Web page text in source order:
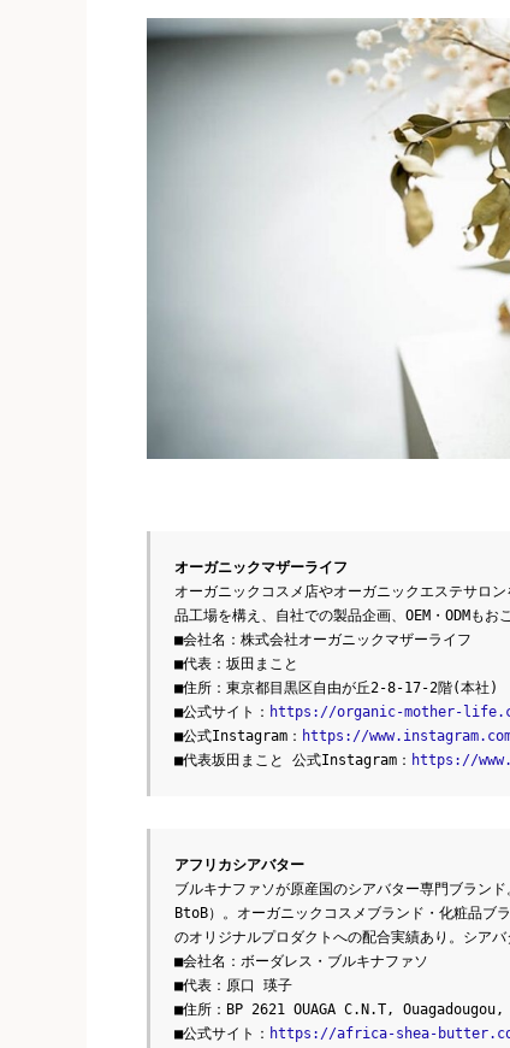
オーガニックマザーライフ
オーガニックコスメ店やオーガニックエステサロ
品工場を構え、自社での製品企画、OEM・ODMもお
■会社名：株式会社オーガニックマザーライフ
■代表：坂田まこと
■住所：東京都目黒区自由が丘2-8-17-2階(本社)
■公式サイト： https://organic-mother-
■公式Instagram： https://
■代表坂田まこと 公式Instagram： https://
アフリカシアバター
ブルキナファソが原産国のシアバター専門ブラン
BtoB）。オーガニックコスメブランド・化粧品ブ
のオリジナルプロダクトへの配合実績あり。シアバ
■会社名：ボーダレス・ブルキナファソ
■代表：原口 瑛子
■住所：BP 2621 OUAGA C.N.T,
■公式サイト： https://africa-shea-